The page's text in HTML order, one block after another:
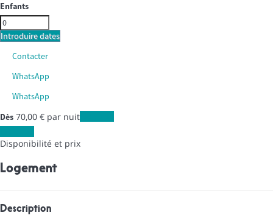
Enfants
Introduire dates
Contacter
WhatsApp
WhatsApp
Dès 70,00 € par nuit
Disponibilité et prix
Logement
Description